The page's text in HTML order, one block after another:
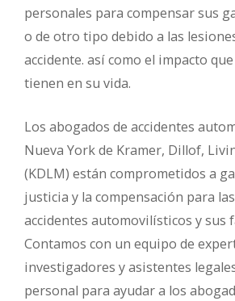
personales para compensar sus
o de otro tipo debido a las
accidente. así como el impacto
tienen en su vida.
Los abogados de accidentes
Nueva York de Kramer, Dillof,
(KDLM) están comprometidos a
justicia y la compensación para
accidentes automovilísticos y sus
Contamos con un equipo de
investigadores y asistentes
personal para ayudar a los